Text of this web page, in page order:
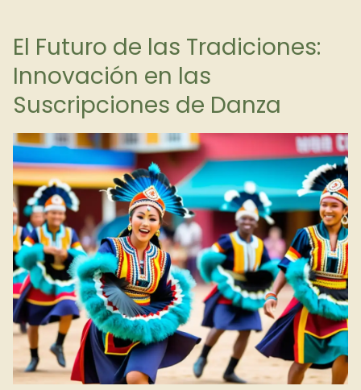
El Futuro de las Tradiciones:
Innovación en las
Suscripciones de Danza